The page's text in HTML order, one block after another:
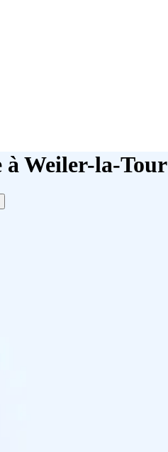
à Weiler-la-Tour